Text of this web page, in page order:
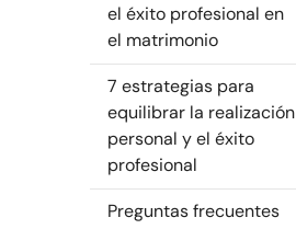
el éxito profesional en
el matrimonio
7 estrategias para
equilibrar la realización
personal y el éxito
profesional
Preguntas frecuentes